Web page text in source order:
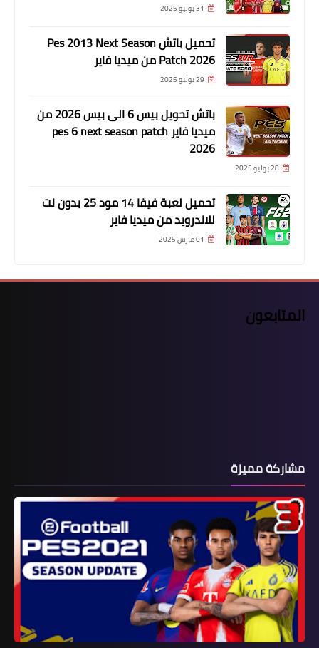
31 يوليو 2025
تحميل باتش Pes 2013 Next Season
Patch 2026 من ميديا فاير
29 يوليو 2025
باتش تحويل بيس 6 الى بيس 2026 من
ميديا فاير pes 6 next season patch
2026
28 يوليو 2025
تحميل لعبة فيفا 14 مود 25 بدون نت
للاندرويد من ميديا فاير
01 مارس 2025
المتابعون
مشاركة مميزة